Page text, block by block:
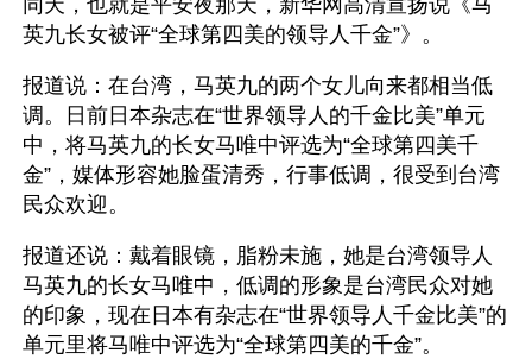
同天，也就是平安夜那天，新华网高清宣扬说《马
英九长女被评“全球第四美的领导人千金”》。
报道说：在台湾，马英九的两个女儿向来都相当低
调。日前日本杂志在“世界领导人的千金比美”单元
中，将马英九的长女马唯中评选为“全球第四美千
金”，媒体形容她脸蛋清秀，行事低调，很受到台湾
民众欢迎。
报道还说：戴着眼镜，脂粉未施，她是台湾领导人
马英九的长女马唯中，低调的形象是台湾民众对她
的印象，现在日本有杂志在“世界领导人千金比美”的
单元里将马唯中评选为“全球第四美的千金”。